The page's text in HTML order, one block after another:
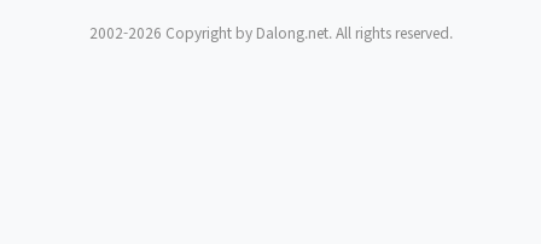
2002-2026 Copyright by Dalong.net. All rights reserved.